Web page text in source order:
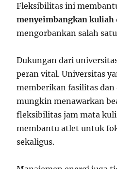
Fleksibilitas ini
menyeimbangkan kuliah
mengorbankan salah
Dukungan dari
peran vital. Universitas
memberikan fasilitas dan
mungkin menawarkan
fleksibilitas jam mata
membantu atlet untuk
sekaligus.